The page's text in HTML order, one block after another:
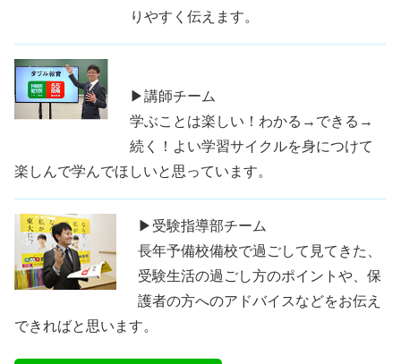
りやすく伝えます。
▶講師チーム
学ぶことは楽しい！わかる→できる→
続く！よい学習サイクルを身につけて
楽しんで学んでほしいと思っています。
▶受験指導部チーム
長年予備校備校で過ごして見てきた、
受験生活の過ごし方のポイントや、保
護者の方へのアドバイスなどをお伝え
できればと思います。